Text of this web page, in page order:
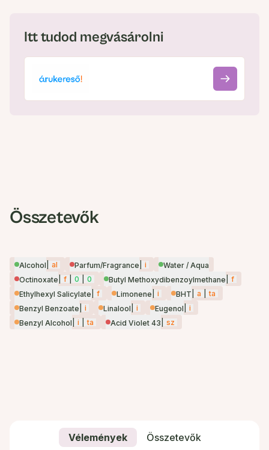
Itt tudod megvásárolni
Összetevők
Alcohol al Parfum/Fragrance i
Water / Aqua
Octinoxate
f 0 0 Butyl Methoxydibenzoylmethane
f
Ethylhexyl Salicylate
f Limonene i BHT a
ta
Benzyl Benzoate
i Linalool i Eugenol
i
Benzyl Alcohol
i ta Acid Violet 43 sz
Vélemények
Összetevők